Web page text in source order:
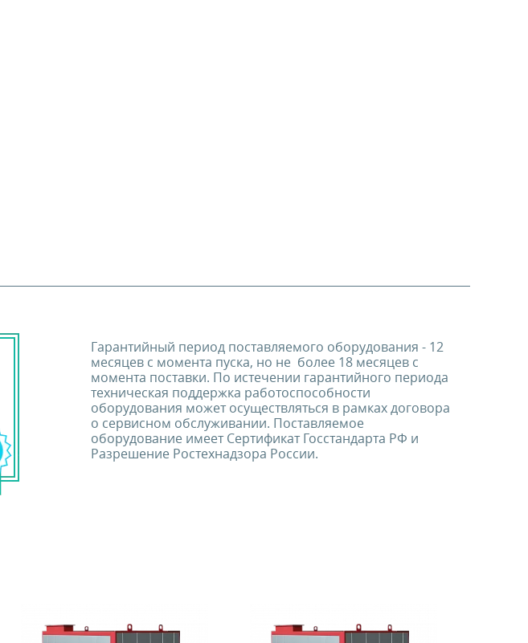
Гарантийный период поставляемого оборудования - 12
месяцев с момента пуска, но не более 18 месяцев с
момента поставки. По истечении гарантийного периода
техническая поддержка работоспособности
оборудования может осуществляться в рамках договора
о сервисном обслуживании. Поставляемое
оборудование имеет Сертификат Госстандарта РФ и
Разрешение Ростехнадзора России.